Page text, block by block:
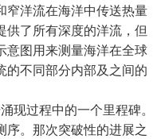
窄洋流在海洋中传送热量
供了所有深度的洋流，但
意图用来测量海洋在全球
的不同部分内部及之间的
现过程中的一个里程碑。
序。那次突破性的进展之